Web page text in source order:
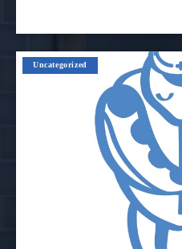
Uncategorized